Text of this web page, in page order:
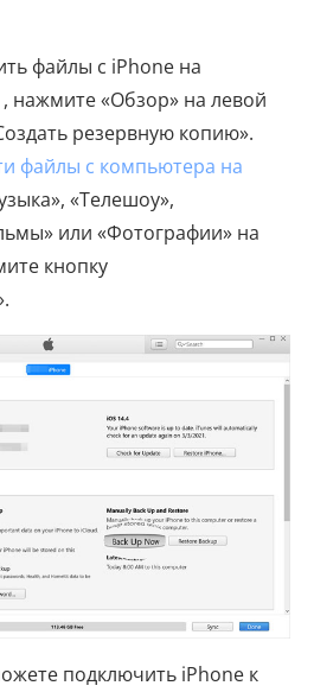
файлы с iPhone на
нажмите «Обзор» на левой
резервную копию».
файлы с компьютера на
«Телешоу»,
или «Фотографии» на
кнопку
подключить iPhone к